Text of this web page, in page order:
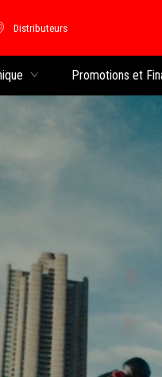
Distributeurs
Distributeurs
Promotions et